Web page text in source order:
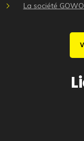
La société